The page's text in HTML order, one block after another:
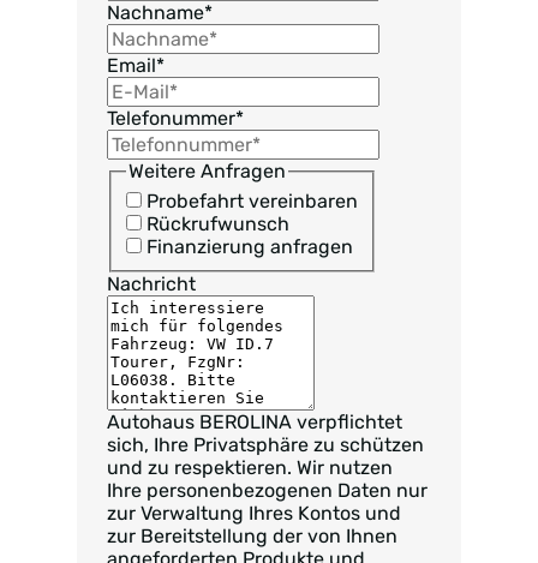
Nachname*
Email*
Telefonummer*
Weitere Anfragen
Probefahrt vereinbaren
Rückrufwunsch
Finanzierung anfragen
Nachricht
Autohaus BEROLINA verpflichtet
sich, Ihre Privatsphäre zu schützen
und zu respektieren. Wir nutzen
Ihre personenbezogenen Daten nur
zur Verwaltung Ihres Kontos und
zur Bereitstellung der von Ihnen